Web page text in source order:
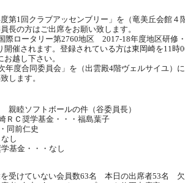
第1回クラブアッセンブリー」を（竜美丘会館
長の方はご出席をお願い致します。
際ロータリー第2760地区 2017-18年度地区研修
開催されます。登録されている方は東岡崎を11
越し下さい。
年度合同委員会」を（出雲殿4階ヴェルサイユ）
します。
親睦ソフトボールの件（谷委員長）
ＲＣ奨学基金・・・福島葉子
同前仁史
し
基金・・・なし
受けていない会員数63名 本日の出席者53名